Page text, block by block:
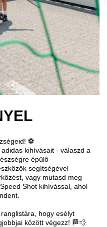
⚽
kihívásait - válaszd a
épülő
segítségével
vagy mutasd meg
Shot kihívással, ahol
hogy esélyt
között végezz! 🏁💨